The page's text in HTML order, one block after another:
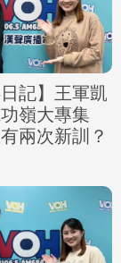
日記】王軍凱
嶺大專集
兩次新訓？